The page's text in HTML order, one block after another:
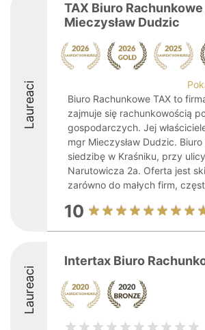
Laureaci
TAX Biuro
Mieczysław Dudzic
Biuro Rachunkowe TAX to
zajmuje się rachunkowością
gospodarczych. Jej
mgr Mieczysław Dudzic. Biuro
siedzibę w Kraśniku, przy ulicy
Narutowicza 2a. Oferta jest
zarówno do małych firm,
10
Laureaci
Intertax Biuro